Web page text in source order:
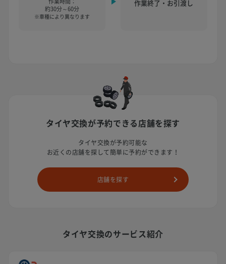
約30分～60分
※車種により異なります
作業終了・お引渡し
タイヤ交換が予約できる店舗を探す
タイヤ交換が予約可能な
お近くの店舗を探して簡単に予約ができます！
店舗を探す
タイヤ交換のサービス紹介